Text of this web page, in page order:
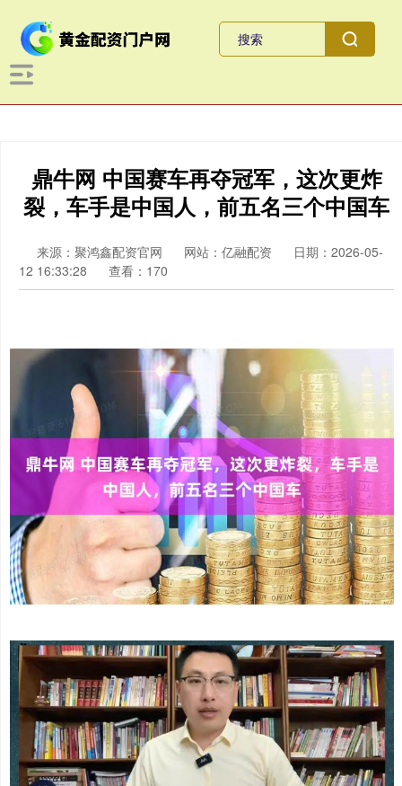
鼎牛网 中国赛车再夺冠军，这次更炸
裂，车手是中国人，前五名三个中国车
来源：聚鸿鑫配资官网 网站：亿融配资
日期：2026-05-
12 16:33:28
查看：170